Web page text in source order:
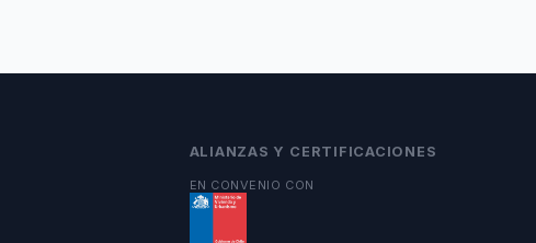
ALIANZAS Y CERTIFICACIONES
EN CONVENIO CON